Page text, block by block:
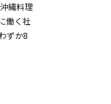
縄料理
働く社
ずか8